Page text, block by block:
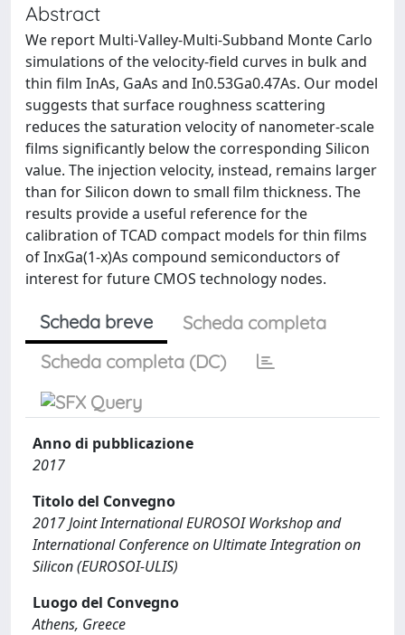
Abstract
We report Multi-Valley-Multi-Subband Monte Carlo
simulations of the velocity-field curves in bulk and
thin film InAs, GaAs and In0.53Ga0.47As. Our model
suggests that surface roughness scattering
reduces the saturation velocity of nanometer-scale
films significantly below the corresponding Silicon
value. The injection velocity, instead, remains larger
than for Silicon down to small film thickness. The
results provide a useful reference for the
calibration of TCAD compact models for thin films
of InxGa(1-x)As compound semiconductors of
interest for future CMOS technology nodes.
Scheda breve
Scheda completa
Scheda completa (DC)
Anno di pubblicazione
2017
Titolo del Convegno
2017 Joint International EUROSOI Workshop and
International Conference on Ultimate Integration on
Silicon (EUROSOI-ULIS)
Luogo del Convegno
Athens, Greece